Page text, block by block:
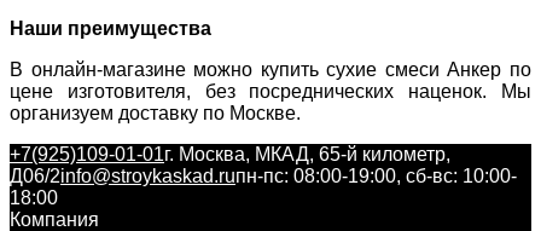
Наши преимущества
В онлайн-магазине можно купить сухие смеси Анкер по
цене изготовителя, без посреднических наценок. Мы
организуем доставку по Москве.
+7(925)109-01-01г. Москва, МКАД, 65-й километр,
Д06/2info@stroykaskad.ruпн-пс: 08:00-19:00, сб-вс: 10:00-
18:00
Компания